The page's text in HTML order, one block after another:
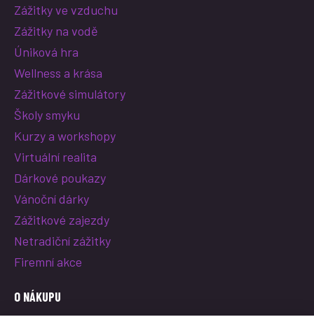
Zážitky ve vzduchu
Zážitky na vodě
Úniková hra
Wellness a krása
Zážitkové simulátory
Školy smyku
Kurzy a workshopy
Virtuální realita
Dárkové poukazy
Vánoční dárky
Zážitkové zajezdy
Netradiční zážitky
Firemní akce
O NÁKUPU